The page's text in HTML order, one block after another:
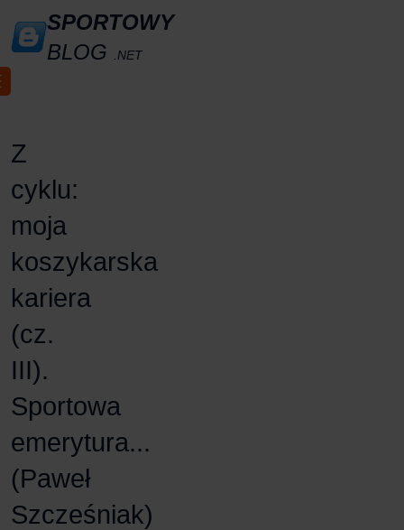
SPORTOWY
BLOG
.NET
Z
cyklu:
moja
koszykarska
kariera
(cz.
III).
Sportowa
emerytura...
(Paweł
Szcześniak)